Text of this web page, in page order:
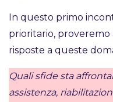
In questo primo
prioritario,
risposte a queste
Quali sfide sta
assistenza,